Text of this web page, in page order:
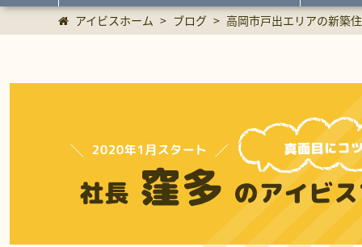
アイビスホーム > ブログ > 高岡市戸出エリアの新築